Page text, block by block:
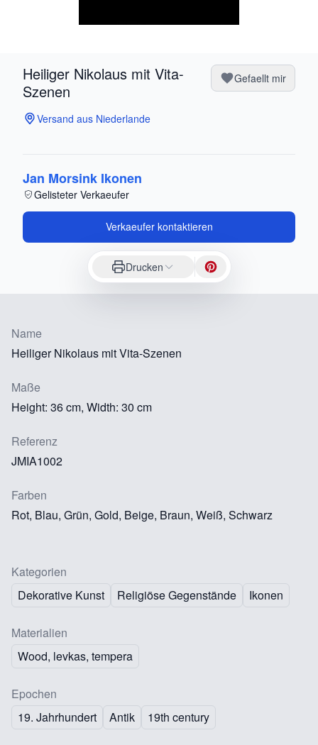
Heiliger Nikolaus mit Vita-
Szenen
Gefaellt mir
Versand aus Niederlande
Jan Morsink Ikonen
Gelisteter Verkaeufer
Verkaeufer kontaktieren
Drucken
Name
Heiliger Nikolaus mit Vita-Szenen
Maße
Height: 36 cm, Width: 30 cm
Referenz
JMIA1002
Farben
Rot, Blau, Grün, Gold, Beige, Braun, Weiß, Schwarz
Kategorien
Dekorative Kunst
Religiöse Gegenstände Ikonen
Materialien
Wood, levkas, tempera
Epochen
19. Jahrhundert
Antik 19th century